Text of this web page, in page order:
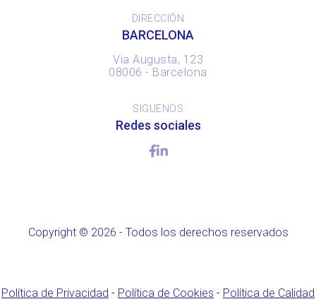
DIRECCIÓN
BARCELONA
Via Augusta, 123
08006 - Barcelona
SIGUENOS
Redes sociales
Copyright © 2026 - Todos los derechos reservados
Política de Privacidad - Política de Cookies - Política de Calidad